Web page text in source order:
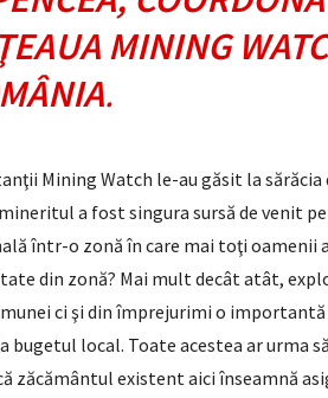
MINING
.
Mining Watch le-au găsit la sărăcia
a fost singura sursă de venit
într-o zonă în care mai toţi oamenii
din zonă? Mai mult decât atât,
ci şi din împrejurimi o importantă
local. Toate acestea ar urma
zăcământul existent aici înseamnă